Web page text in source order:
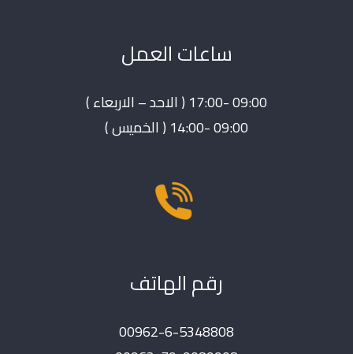
ساعات العمل
09:00 -17:00 ( الاحد – الاربعاء )
09:00 -14:00 ( الخميس )
رقم الهاتف
00962-6-5348808